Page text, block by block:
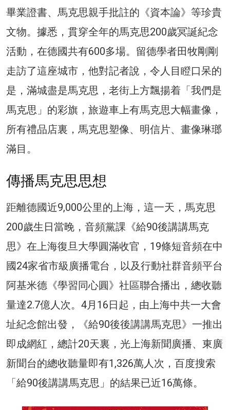
畢業證書、馬克思親手批註的《資本論》等珍貴
文物。據悉，貫穿全年的馬克思200歲冥誕紀念
活動，在德國共有600多場。留德學者田牧剛剛
走訪了這座城市，他對記者說，令人目瞪口呆的
是，滿城盡是馬克思，老街上方飄揚着「我們是
馬克思」的彩旗，旅遊車上有馬克思大幅畫像，
所有禮品店裏，馬克思塑像、明信片、畫像琳瑯
滿目。
傳播馬克思思想
距離德國近9,000公里的上海，這一天，馬克思
200歲生日當晚，音頻黨課《給90後講講馬克
思》在上海復旦大學圓滿收官，19條短音頻在中
國24家省市級廣播電台，以及行動社群音頻平台
阿基米德《學習同心圓》社區聯合播出，總收聽
量達2.7億人次。4月16日起，由上海中共一大會
址紀念館出發，《給90後後講講馬克思》一推出
即成網紅，總計20天裏，光上海新聞廣播、東廣
新聞台的總收聽量即有1,326萬人次，百度搜索
「給90後講講馬克思」的結果已近16萬條。